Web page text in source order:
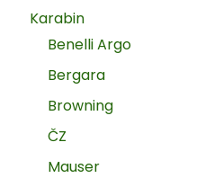
Karabin
Benelli Argo
Bergara
Browning
ČZ
Mauser